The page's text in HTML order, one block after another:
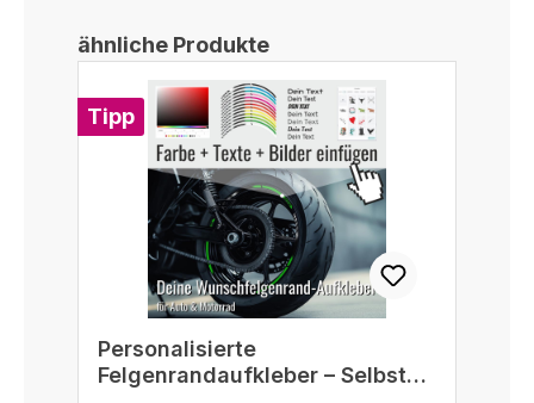
Produktgalerie überspringen
ähnliche Produkte
Tipp
Personalisierte
Felgenrandaufkleber – Selbst